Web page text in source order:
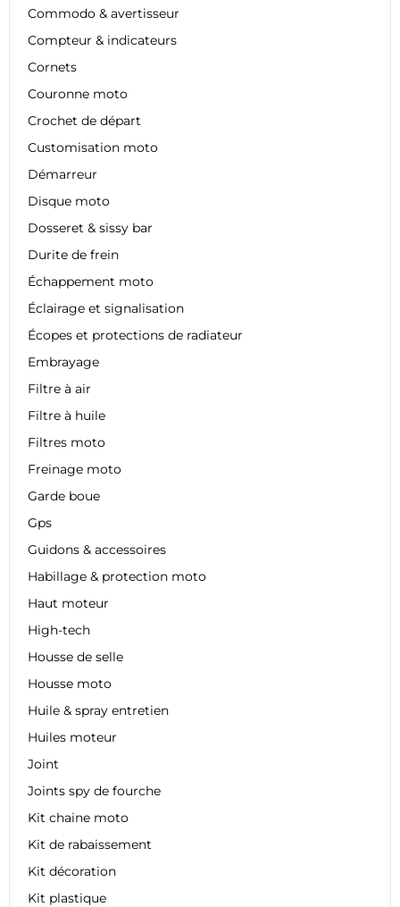
Commodo & avertisseur
Compteur & indicateurs
Cornets
Couronne moto
Crochet de départ
Customisation moto
Démarreur
Disque moto
Dosseret & sissy bar
Durite de frein
Échappement moto
Éclairage et signalisation
Écopes et protections de radiateur
Embrayage
Filtre à air
Filtre à huile
Filtres moto
Freinage moto
Garde boue
Gps
Guidons & accessoires
Habillage & protection moto
Haut moteur
High-tech
Housse de selle
Housse moto
Huile & spray entretien
Huiles moteur
Joint
Joints spy de fourche
Kit chaine moto
Kit de rabaissement
Kit décoration
Kit plastique